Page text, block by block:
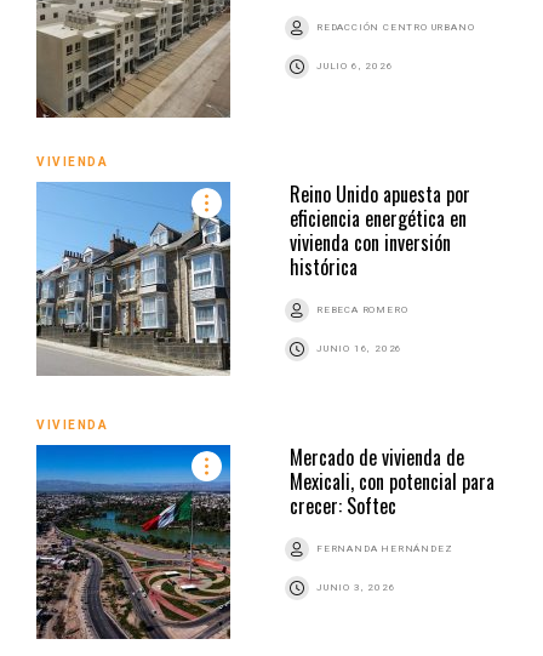
REDACCIÓN CENTRO URBANO
JULIO 6, 2026
VIVIENDA
Reino Unido apuesta por
eficiencia energética en
vivienda con inversión
histórica
REBECA ROMERO
JUNIO 16, 2026
VIVIENDA
Mercado de vivienda de
Mexicali, con potencial para
crecer: Softec
FERNANDA HERNÁNDEZ
JUNIO 3, 2026